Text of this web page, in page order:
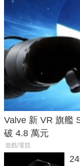
Valve 新 VR 旗艦
破 4.8 萬元
遊戲/電競